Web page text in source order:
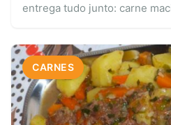
entrega tudo junto: carne
CARNES